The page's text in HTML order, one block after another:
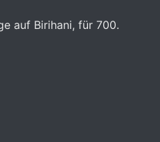
auf Birihani, für 700.